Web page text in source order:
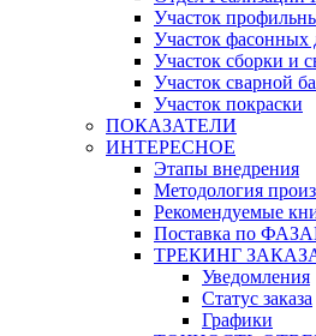
Участок
Участок фасонных
Участок сборки и
Участок сварной
Участок покраски
ПОКАЗАТЕЛИ
ИНТЕРЕСНОЕ
Этапы внедрения
Методология
Рекомендуемые
Поставка по
ТРЕКИНГ
Уведомления
Статус заказа
Графики